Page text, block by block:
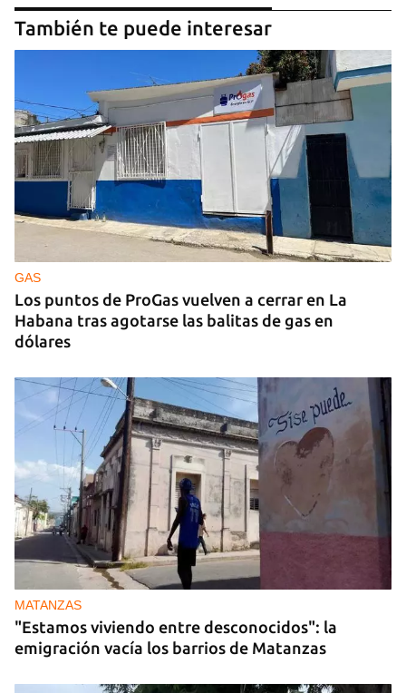
También te puede interesar
GAS
Los puntos de ProGas vuelven a cerrar en La
Habana tras agotarse las balitas de gas en
dólares
MATANZAS
"Estamos viviendo entre desconocidos": la
emigración vacía los barrios de Matanzas